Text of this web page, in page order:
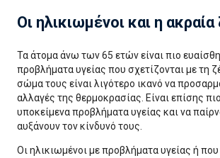
Οι ηλικιωμένοι και η
Τα άτομα άνω των 65 ετών είναι πιο
προβλήματα υγείας που σχετίζονται με τη
σώμα τους είναι λιγότερο ικανό να
αλλαγές της θερμοκρασίας. Είναι επίσης
υποκείμενα προβλήματα υγείας και να
αυξάνουν τον κίνδυνό τους.
Οι ηλικιωμένοι με προβλήματα υγείας ή